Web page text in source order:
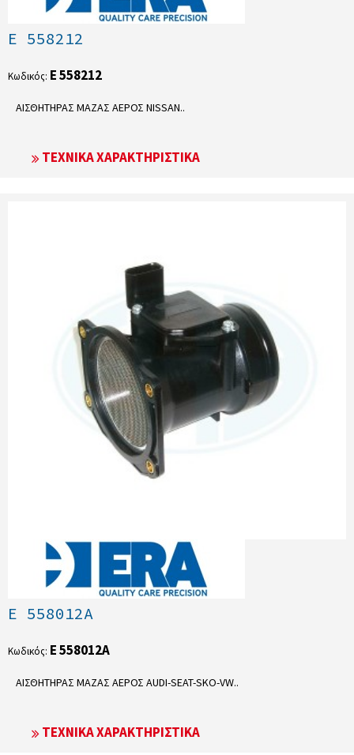
E 558212
Κωδικός: E 558212
ΑΙΣΘΗΤΗΡΑΣ ΜΑΖΑΣ ΑΕΡΟΣ NISSAN..
ΤΕΧΝΙΚΆ ΧΑΡΑΚΤΗΡΙΣΤΙΚΆ
E 558012A
Κωδικός: E 558012A
ΑΙΣΘΗΤΗΡΑΣ ΜΑΖΑΣ ΑΕΡΟΣ AUDI-SEAT-SKO-VW..
ΤΕΧΝΙΚΆ ΧΑΡΑΚΤΗΡΙΣΤΙΚΆ